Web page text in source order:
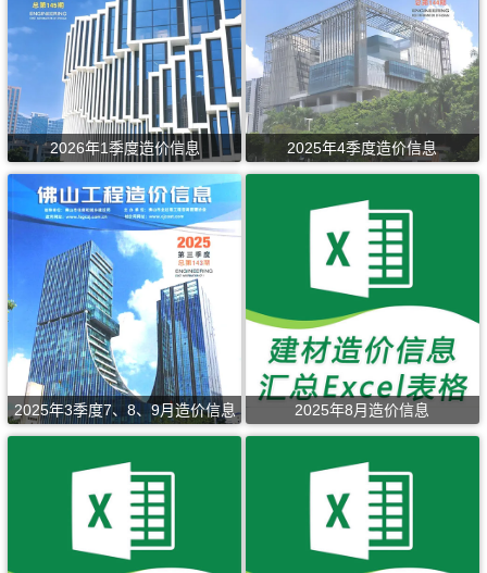
2026年1季度造价信息 2025年4季度造价信息
2025年3季度7、8、9月造价信息 2025年8月造价信息